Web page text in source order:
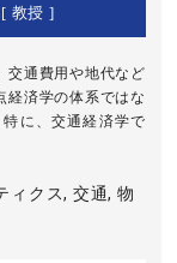
[ 教授 ]
交通費用や地代など
経済学の体系ではな
に、交通経済学で
ィクス, 交通, 物